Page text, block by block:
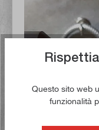
Questo sito web
funzionalità